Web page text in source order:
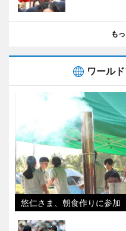
も
ワール
悠仁さま、朝食作りに参加